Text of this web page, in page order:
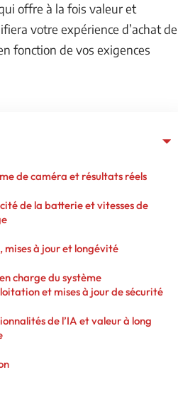
offre à la fois valeur et
votre expérience d’achat de
fonction de vos exigences
de caméra et résultats réels
de la batterie et vitesses de
mises à jour et longévité
charge du système
et mises à jour de sécurité
de l’IA et valeur à long